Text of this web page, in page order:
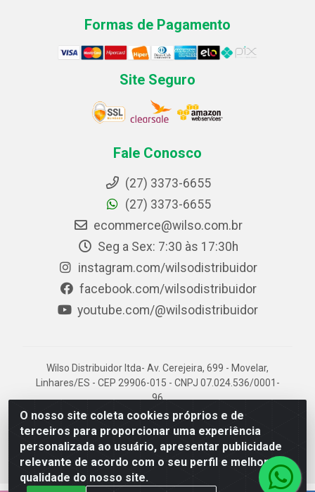
O nosso site coleta cookies próprios e de
terceiros para proporcionar uma experiência
personalizada ao usuário, apresentar publicidade
relevante de acordo com o seu perfil e melhorar a
qualidade do nosso site.
Formas de Pagamento
Site Seguro
Fale Conosco
(27) 3373-6655
(27) 3373-6655
ecommerce@wilso.com.br
Seg a Sex: 7:30 às 17:30h
instagram.com/wilsodistribuidor
facebook.com/wilsodistribuidor
youtube.com/@wilsodistribuidor
Wilso Distribuidor ltda- Av. Cerejeira, 699 - Movelar,
Linhares/ES - CEP 29906-015 - CNPJ 07.024.536/0001-
96